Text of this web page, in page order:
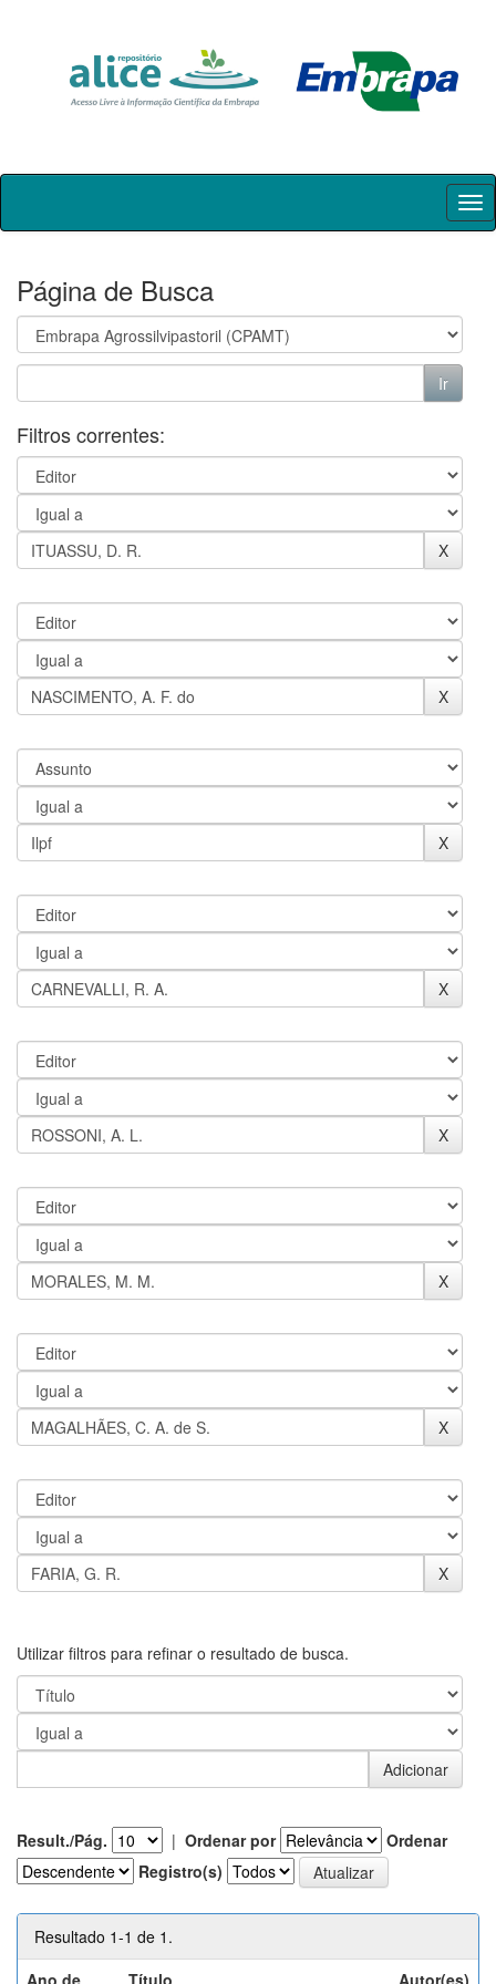
Skip
Página de Busca
Filtros correntes:
Utilizar filtros para refinar o resultado de busca.
Result./Pág. | Ordenar por
Ordenar
Registro(s)
Resultado 1-1 de 1.
Ano de
Título Autor(es)